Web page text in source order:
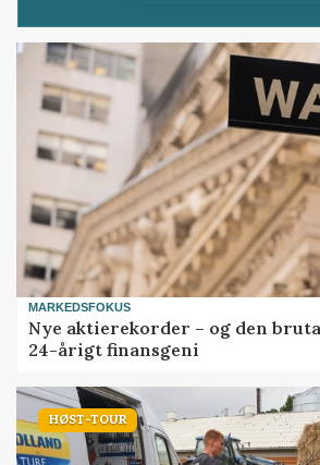
MARKEDSFOKUS
Nye aktierekorder – og den
24-årigt finansgeni
HØST-TOUR